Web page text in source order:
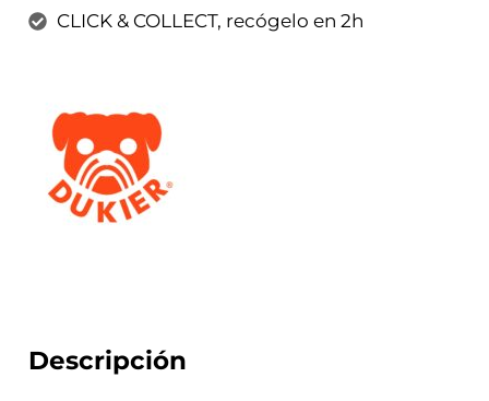
CLICK & COLLECT, recógelo en 2h
Descripción